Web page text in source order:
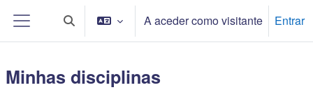
Ir para o conteúdo principal
Painel lateralAlternar a entrada da pesquisa
A aceder como visitante Entrar
Minhas disciplinas